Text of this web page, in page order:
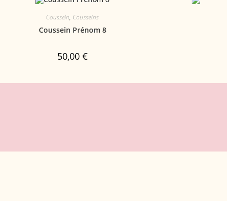
Coussein, Cousseins
Coussein Prénom 8
50,00 €